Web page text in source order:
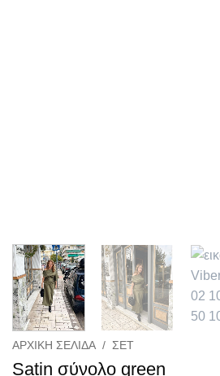
ΑΡΧΙΚΉ ΣΕΛΊΔΑ / ΣΕΤ
Satin σύνολο green